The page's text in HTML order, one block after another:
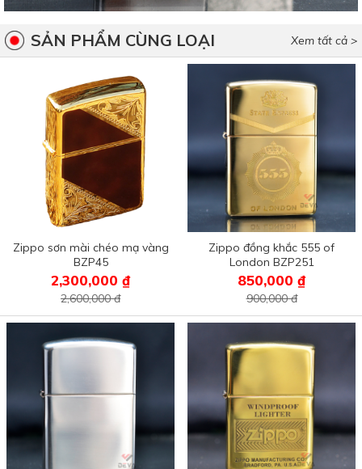
Xem tất cả >
SẢN PHẨM CÙNG LOẠI
Zippo sơn mài chéo mạ vàng
BZP45
2,300,000 ₫
2,600,000 đ
Zippo đồng khắc 555 of
London BZP251
850,000 ₫
900,000 đ